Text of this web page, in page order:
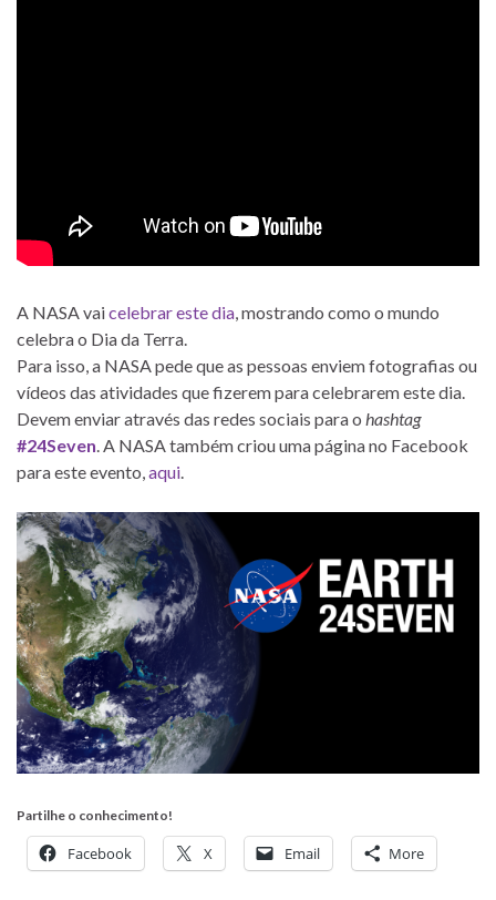
A NASA vaicelebrar este dia, mostrando como o mundo
celebra o Dia da Terra.
Para isso, a NASA pede que as pessoas enviem fotografias ou
vídeos das atividades que fizerem para celebrarem este dia.
Devem enviar através das redes sociais para o hashtag
#24Seven. A NASA também criou uma página no Facebook
para este evento,aqui.
Partilhe o conhecimento!
Facebook X Email More